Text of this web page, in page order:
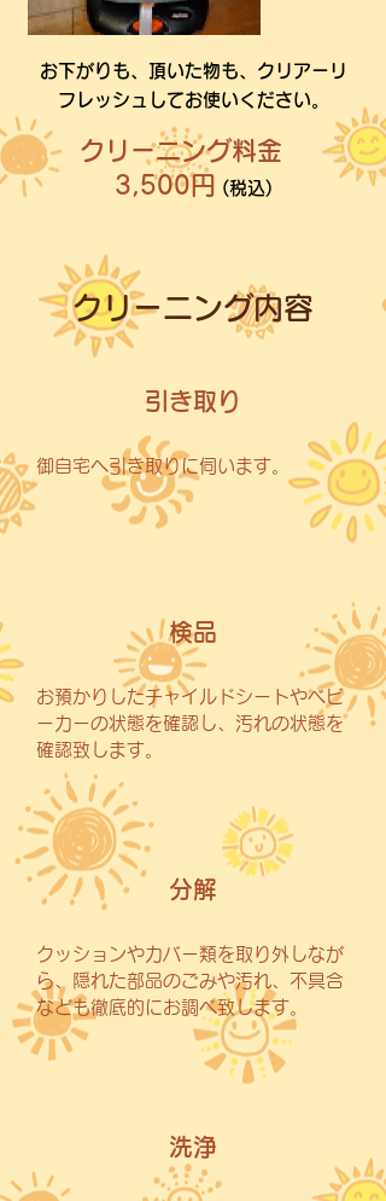
お下がりも、頂いた物も、クリアーリ
フレッシュしてお使いください。
クリーニング料金
3,500円
(税込)
クリーニング内容
御自宅へ引き取りに伺います。
引き取り
お預かりしたチャイルドシートやベビ
ーカーの状態を確認し、汚れの状態を
確認致します。
検品
クッションやカバー類を取り外しなが
ら、隠れた部品のごみや汚れ、不具合
なども徹底的にお調べ致します。
分解
洗浄